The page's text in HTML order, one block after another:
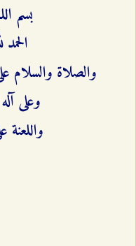
بسم
والصلاة والسلام
وعلى
واللعنة